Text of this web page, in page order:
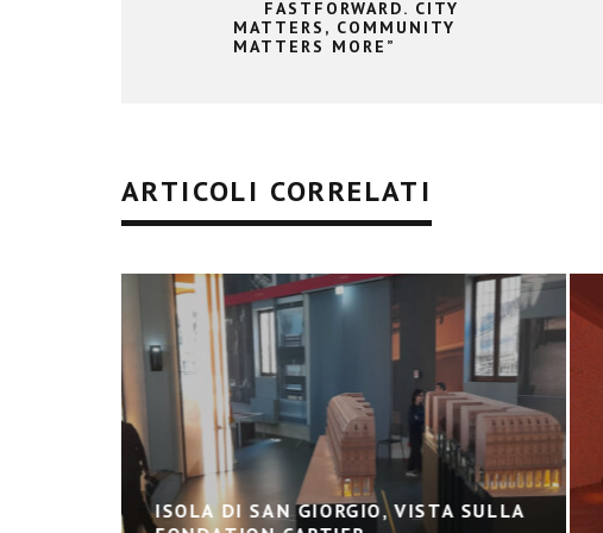
FASTFORWARD. CITY
MATTERS, COMMUNITY
MATTERS MORE”
ARTICOLI CORRELATI
ISOLA DI SAN GIORGIO, VISTA SULLA